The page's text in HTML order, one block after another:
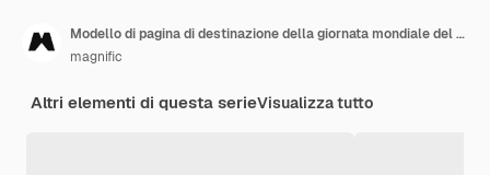
Modello di pagina di destinazione della giornata mondiale del cancro del gradiente
magnific
Altri elementi di questa serieVisualizza tutto